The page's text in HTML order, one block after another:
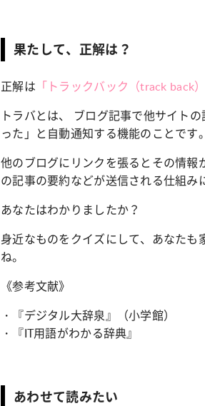
果たして、正解は？
正解は 「トラックバック（track back）
トラバとは、 ブログ記事で他サイト
った」と自動通知する機能のことです。
他のブログにリンクを張るとその情
の記事の要約などが送信される仕組み
あなたはわかりましたか？
身近なものをクイズにして、あなた
ね。
《参考文献》
・『デジタル大辞泉』（小学館）
・『IT用語がわかる辞典』
あわせて読みたい